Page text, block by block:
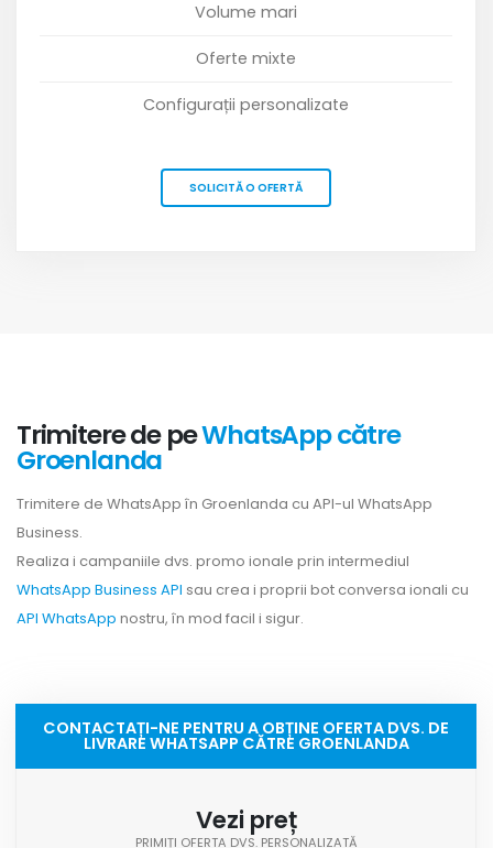
Volume mari
Oferte mixte
Configurații personalizate
SOLICITĂ O OFERTĂ
Trimitere de peWhatsApp către
Groenlanda
Trimitere de WhatsApp în Groenlanda cu API-ul WhatsApp
Business.
Realiza i campaniile dvs. promo ionale prin intermediul
WhatsApp Business API sau crea i proprii bot conversa ionali cu
API WhatsApp nostru, în mod facil i sigur.
CONTACTAȚI-NE PENTRU A OBȚINE OFERTA DVS. DE
LIVRARE WHATSAPP CĂTRE GROENLANDA
Vezi preț
PRIMIȚI OFERTA DVS. PERSONALIZATĂ